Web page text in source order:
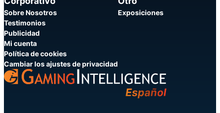
Sobre Nosotros
Testimonios
Publicidad
Mi cuenta
Política de cookies
Cambiar los ajustes de privacidad
Exposiciones